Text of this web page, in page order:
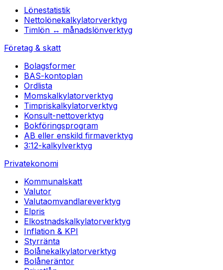
Lönestatistik
Nettolönekalkylatorverktyg
Timlön ↔ månadslönverktyg
Företag & skatt
Bolagsformer
BAS-kontoplan
Ordlista
Momskalkylatorverktyg
Timpriskalkylatorverktyg
Konsult-nettoverktyg
Bokföringsprogram
AB eller enskild firmaverktyg
3:12-kalkylverktyg
Privatekonomi
Kommunalskatt
Valutor
Valutaomvandlareverktyg
Elpris
Elkostnadskalkylatorverktyg
Inflation & KPI
Styrränta
Bolånekalkylatorverktyg
Bolåneräntor